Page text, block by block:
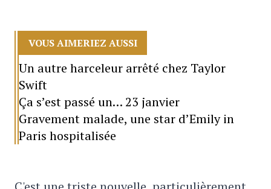
VOUS AIMERIEZ AUSSI
Un autre harceleur arrêté chez Taylor
Swift
Ça s’est passé un… 23 janvier
Gravement malade, une star d’Emily in
Paris hospitalisée